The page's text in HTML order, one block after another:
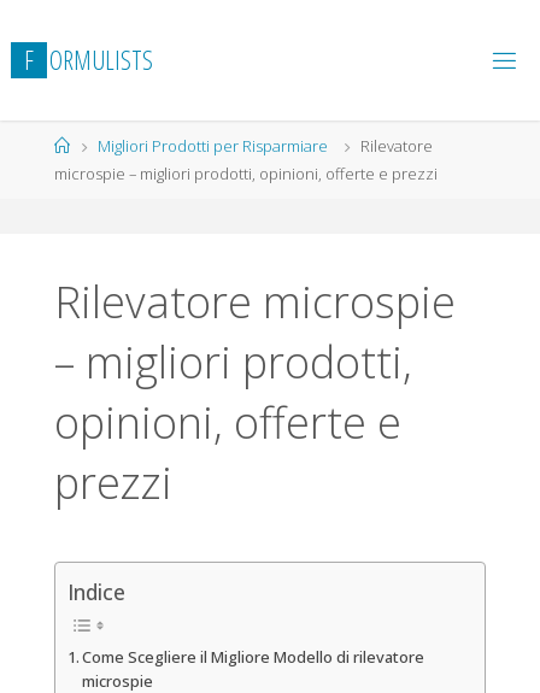
al
contenuto
F ORMULISTS
HomeMigliori Prodotti per Risparmiare
Rilevatore
microspie – migliori prodotti, opinioni, offerte e prezzi
Rilevatore microspie
– migliori prodotti,
opinioni, offerte e
prezzi
Indice
Come Scegliere il Migliore Modello di rilevatore
microspie